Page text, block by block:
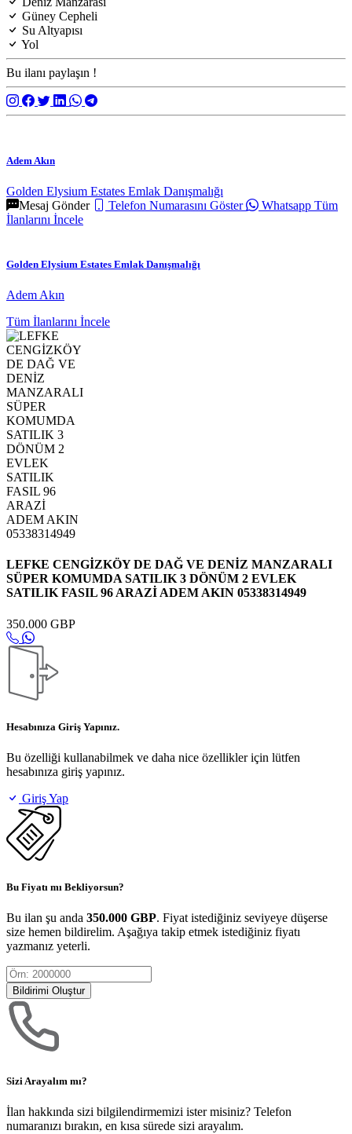
Güney Cepheli
Su Altyapısı
Yol
Bu ilanı paylaşın !
Adem Akın
Golden Elysium Estates Emlak Danışmalığı
Mesaj Gönder
Telefon Numarasını Göster Whatsapp Tüm
İlanlarını İncele
Golden Elysium Estates Emlak Danışmalığı
Adem Akın
Tüm İlanlarını İncele
LEFKE CENGİZKÖY DE DAĞ VE DENİZ MANZARALI
SÜPER KOMUMDA SATILIK 3 DÖNÜM 2 EVLEK
SATILIK FASIL 96 ARAZİ ADEM AKIN 05338314949
350.000 GBP
Hesabınıza Giriş Yapınız.
Bu özelliği kullanabilmek ve daha nice özellikler için lütfen
hesabınıza giriş yapınız.
Giriş Yap
Bu Fiyatı mı Bekliyorsun?
Bu ilan şu anda 350.000 GBP. Fiyat istediğiniz seviyeye düşerse
size hemen bildirelim. Aşağıya takip etmek istediğiniz fiyatı
yazmanız yeterli.
Bildirimi Oluştur
Sizi Arayalım mı?
İlan hakkında sizi bilgilendirmemizi ister misiniz? Telefon
numaranızı bırakın, en kısa sürede sizi arayalım.